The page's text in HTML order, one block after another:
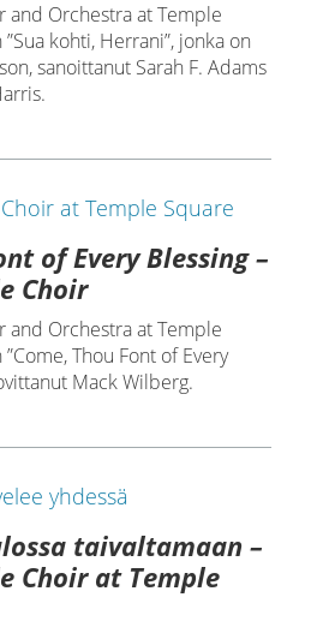
and Orchestra at Temple
kohti, Herrani”, jonka on
sanoittanut Sarah F. Adams
of Every Blessing –
Choir
and Orchestra at Temple
Thou Font of Every
Mack Wilberg.
taivaltamaan –
Choir at Temple